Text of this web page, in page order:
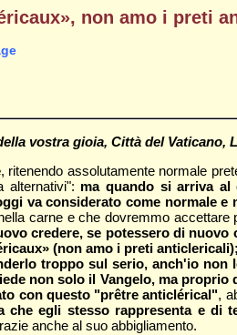
non amo i preti
vostra gioia, Città del Vaticano,
, ritenendo assolutamente normale
alternativi": ma quando si arriva
va considerato come normale
carne e che dovremmo accettare
credere, se potessero di nuovo
(non amo i preti
troppo sul serio, anch'io
non solo il Vangelo, ma
con questo "prêtre anticlérical",
che egli stesso rappresenta e di
anche al suo abbigliamento.